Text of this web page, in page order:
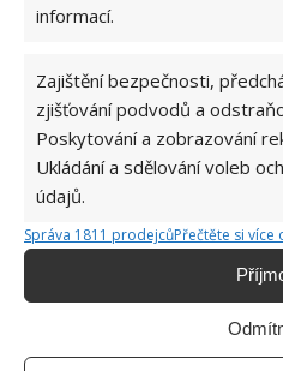
informací.
Zajištění bezpečnosti,
zjišťování podvodů a
Poskytování a zobrazování
Ukládání a sdělování voleb
údajů.
Správa 1811 prodejcůPřečtěte si více
BROUŠENÍ NOŽŮ NŮŽ
Jiří